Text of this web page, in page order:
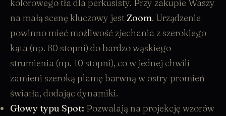
kolorowego tła dla perkusisty. Przy zakupie Waszy
na małą scenę kluczowy jestZoom. Urządzenie
powinno mieć możliwość zjechania z szerokiego
kąta (np. 60 stopni) do bardzo wąskiego
strumienia (np. 10 stopni), co w jednej chwili
zamieni szeroką plamę barwną w ostry promień
światła, dodając dynamiki.
Głowy typu Spot: Pozwalają na projekcję wzorów